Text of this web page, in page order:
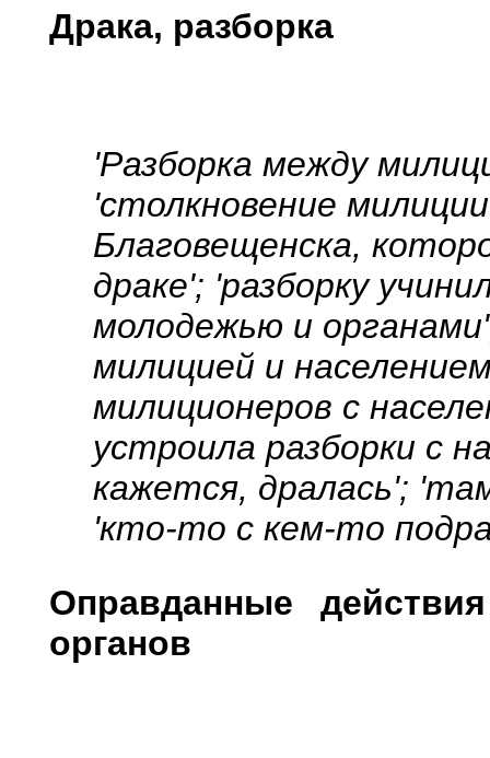
Драка, разборка
'Разборка между
'столкновение
Благовещенска,
драке'; 'разборку
молодежью и
милицией и
милиционеров с
устроила разборки с
кажется, дралась';
'кто-то с кем-то
Оправданные
органов